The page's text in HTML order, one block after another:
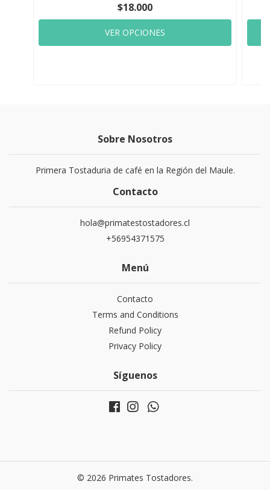
$18.000
VER OPCIONES
Sobre Nosotros
Primera Tostaduria de café en la Región del Maule.
Contacto
hola@primatestostadores.cl
+56954371575
Menú
Contacto
Terms and Conditions
Refund Policy
Privacy Policy
Síguenos
© 2026 Primates Tostadores.